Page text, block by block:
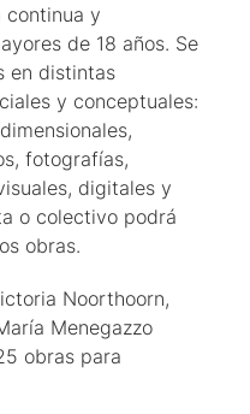
continua y
de 18 años. Se
en distintas
y conceptuales:
fotografías,
digitales y
o colectivo podrá
obras.
Noorthoorn,
Menegazzo
obras para